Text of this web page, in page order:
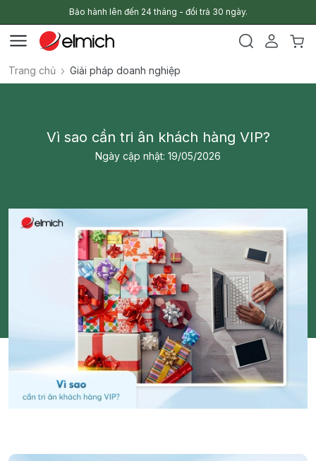
Bảo hành lên đến 24 tháng - đổi trả 30 ngày.
Trang chủ Giải pháp doanh nghiệp
Vì sao cần tri ân khách hàng VIP?
Ngày cập nhật: 19/05/2026